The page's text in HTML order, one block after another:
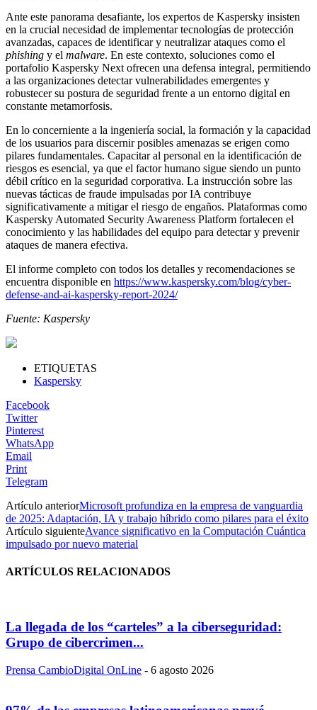
Ante este panorama desafiante, los expertos de Kaspersky insisten
en la crucial necesidad de implementar tecnologías de protección
avanzadas, capaces de identificar y neutralizar ataques como el
phishing y el malware. En este contexto, soluciones como el
portafolio Kaspersky Next ofrecen una defensa integral, permitiendo
a las organizaciones detectar vulnerabilidades emergentes y
robustecer su postura de seguridad frente a un entorno digital en
constante metamorfosis.
En lo concerniente a la ingeniería social, la formación y la capacidad
de los usuarios para discernir posibles amenazas se erigen como
pilares fundamentales. Capacitar al personal en la identificación de
riesgos es esencial, ya que el factor humano sigue siendo un punto
débil crítico en la seguridad corporativa. La instrucción sobre las
nuevas tácticas de fraude impulsadas por IA contribuye
significativamente a mitigar el riesgo de engaños. Plataformas como
Kaspersky Automated Security Awareness Platform fortalecen el
conocimiento y las habilidades del equipo para detectar y prevenir
ataques de manera efectiva.
El informe completo con todos los detalles y recomendaciones se
encuentra disponible en https://www.kaspersky.com/blog/cyber-
defense-and-ai-kaspersky-report-2024/
Fuente: Kaspersky
ETIQUETAS
Kaspersky
Facebook
Twitter
Pinterest
WhatsApp
Email
Print
Telegram
Artículo anteriorMicrosoft profundiza en la empresa de vanguardia
de 2025: Adaptación, IA y trabajo híbrido como pilares para el éxito
Artículo siguienteAvance significativo en la Computación Cuántica
impulsado por nuevo material
ARTÍCULOS RELACIONADOS
La llegada de los “carteles” a la ciberseguridad:
Grupo de cibercrimen...
Prensa CambioDigital OnLine - 6 agosto 2026